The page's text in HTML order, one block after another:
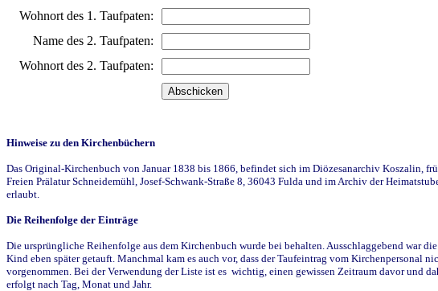
Wohnort des 1. Taufpaten:
Name des 2. Taufpaten:
Wohnort des 2. Taufpaten:
Hinweise zu den Kirchenbüchern
Das Original-Kirchenbuch von Januar 1838 bis 1866, befindet sich im Diözesanarchiv Koszalin,
Freien Prälatur Schneidemühl, Josef-Schwank-Straße 8, 36043 Fulda und im Archiv der
erlaubt.
Die Reihenfolge der Einträge
Die ursprüngliche Reihenfolge aus dem Kirchenbuch wurde bei behalten. Ausschlaggebend war
Kind eben später getauft. Manchmal kam es auch vor, dass der Taufeintrag vom Kirchenpersonal
vorgenommen. Bei der Verwendung der Liste ist es wichtig, einen gewissen Zeitraum davor und
erfolgt nach Tag, Monat und Jahr.